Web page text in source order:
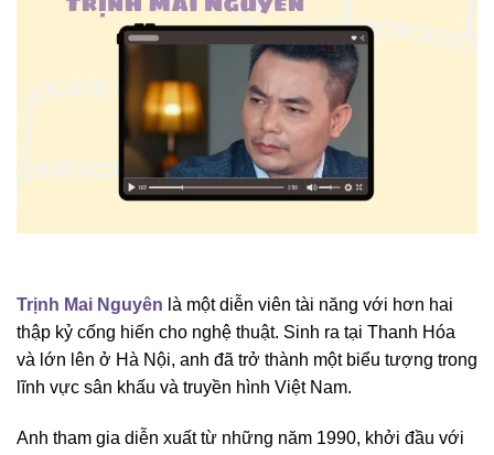
Trịnh Mai Nguyên là một diễn viên tài năng với hơn hai
thập kỷ cống hiến cho nghệ thuật. Sinh ra tại Thanh Hóa
và lớn lên ở Hà Nội, anh đã trở thành một biểu tượng trong
lĩnh vực sân khấu và truyền hình Việt Nam.
Anh tham gia diễn xuất từ những năm 1990, khởi đầu với